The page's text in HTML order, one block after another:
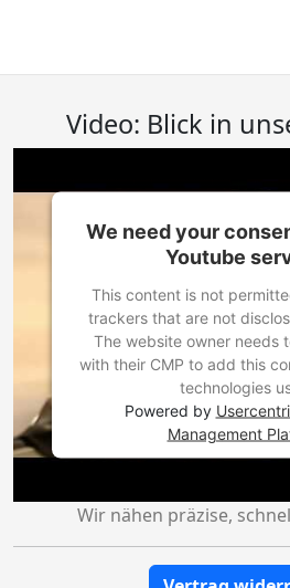
Video: Blick in
We need your
Youtube
This content is not
trackers that are not
The website owner needs
with their CMP to add this
technologies
Powered by
Management
Wir nähen präzise,